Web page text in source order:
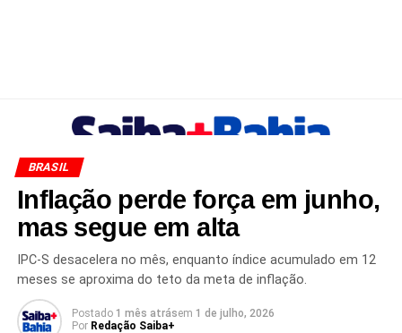
BRASIL
Inflação perde força em junho,
mas segue em alta
IPC-S desacelera no mês, enquanto índice acumulado em 12
meses se aproxima do teto da meta de inflação.
Postado 1 mês atrásem 1 de julho, 2026
Por Redação Saiba+